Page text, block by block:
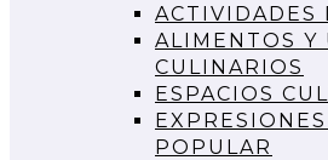
ACTIVIDADES
ALIMENTOS Y
CULINARIOS
ESPACIOS
POPULAR